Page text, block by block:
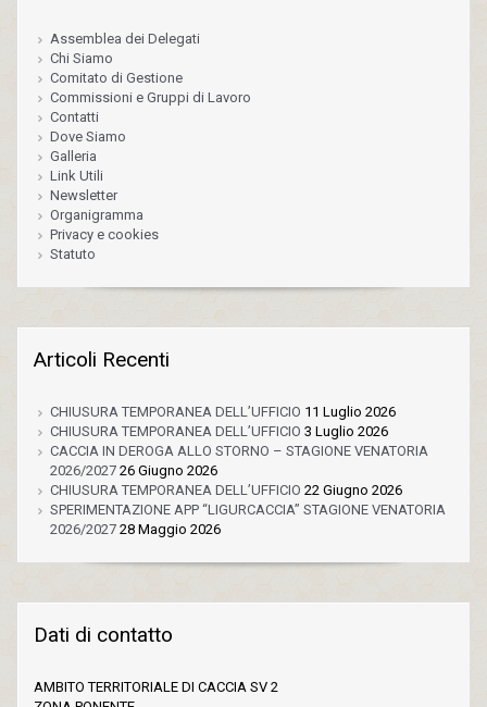
Assemblea dei Delegati
Chi Siamo
Comitato di Gestione
Commissioni e Gruppi di Lavoro
Contatti
Dove Siamo
Galleria
Link Utili
Newsletter
Organigramma
Privacy e cookies
Statuto
Articoli Recenti
CHIUSURA TEMPORANEA DELL’UFFICIO 11 Luglio 2026
CHIUSURA TEMPORANEA DELL’UFFICIO 3 Luglio 2026
CACCIA IN DEROGA ALLO STORNO – STAGIONE VENATORIA
2026/2027 26 Giugno 2026
CHIUSURA TEMPORANEA DELL’UFFICIO 22 Giugno 2026
SPERIMENTAZIONE APP “LIGURCACCIA” STAGIONE VENATORIA
2026/2027 28 Maggio 2026
Dati di contatto
AMBITO TERRITORIALE DI CACCIA SV 2